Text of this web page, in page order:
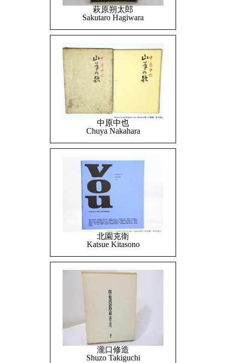
萩原朔太郎
Sakutaro Hagiwara
中原中也
Chuya Nakahara
北園克衛
Katsue Kitasono
瀧口修造
Shuzo Takiguchi